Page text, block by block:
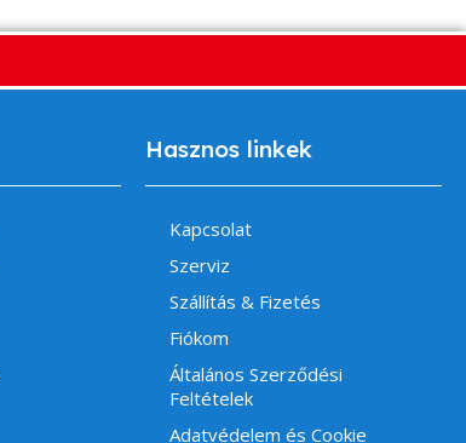
Hasznos linkek
Kapcsolat
Szerviz
Szállítás & Fizetés
Fiókom
Általános Szerződési
Feltételek
Adatvédelem és Cookie